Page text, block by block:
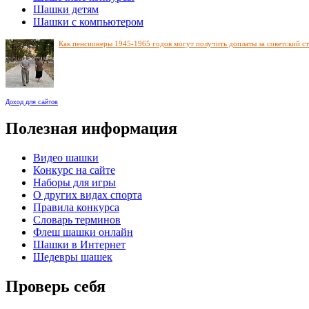
Шашки детям
Шашки с компьютером
Как пенсионеры 1945-1965 годов могут получить доплаты за советский
Доход для сайтов
Полезная информация
Видео шашки
Конкурс на сайте
Наборы для игры
О других видах спорта
Правила конкурса
Словарь терминов
Флеш шашки онлайн
Шашки в Интернет
Шедевры шашек
Проверь себя